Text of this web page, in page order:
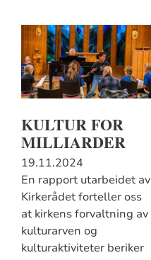
KULTUR FOR
MILLIARDER
19.11.2024
En rapport utarbeidet av
Kirkerådet forteller oss
at kirkens forvaltning av
kulturarven og
kulturaktiviteter beriker